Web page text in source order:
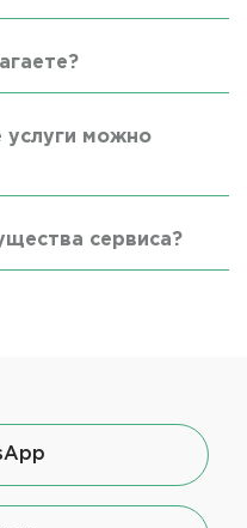
услуги можно
сервиса?